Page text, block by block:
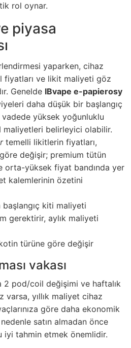
rol oynar.
piyasa
yaparken, cihaz
ve likit maliyeti göz
Genelde IBvape e-papierosy
daha düşük bir başlangıç
yüksek yoğunluklu
belirleyici olabilir.
temelli likitlerin fiyatları,
değişir; premium tütün
orta-yüksek fiyat bandında yer
kalemlerinin özetini
kiti maliyeti
gerektirir, aylık maliyeti
türüne göre değişir
vakası
2 pod/coil değişimi ve haftalık
yıllık maliyet cihaz
göre daha ekonomik
satın almadan önce
iyi tahmin etmek önemlidir.